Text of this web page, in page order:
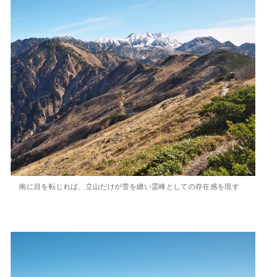
南に目を転じれば、立山だけが雪を纏い霊峰としての存在感を現す